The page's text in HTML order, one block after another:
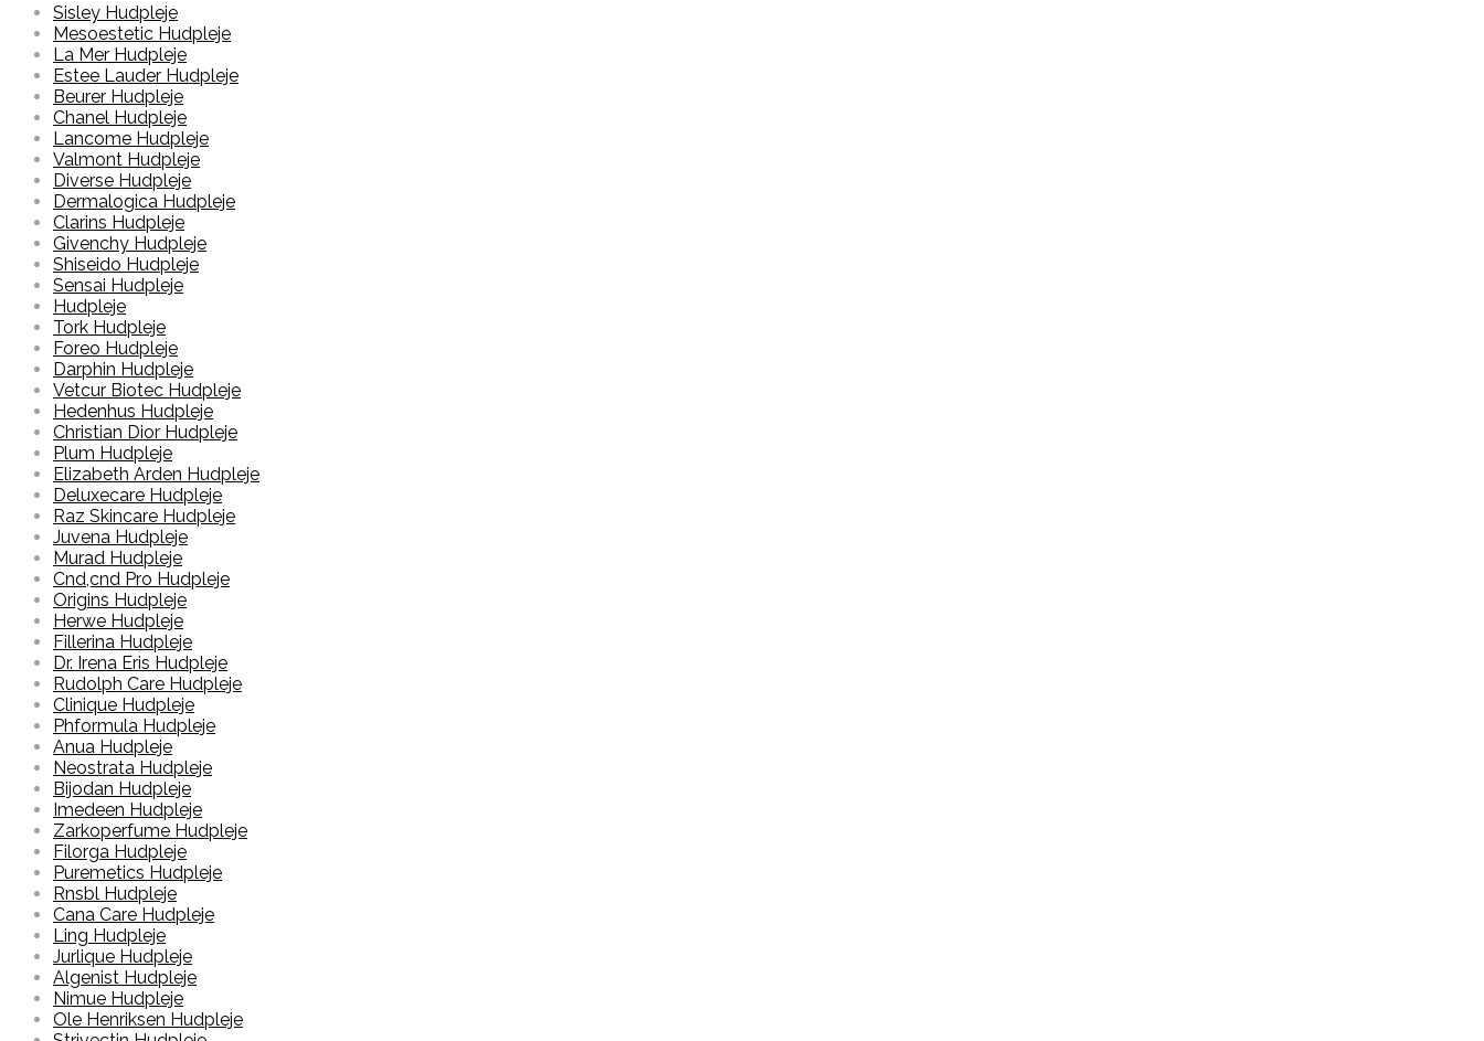
Sisley Hudpleje
Mesoestetic Hudpleje
La Mer Hudpleje
Estee Lauder Hudpleje
Beurer Hudpleje
Chanel Hudpleje
Lancome Hudpleje
Valmont Hudpleje
Diverse Hudpleje
Dermalogica Hudpleje
Clarins Hudpleje
Givenchy Hudpleje
Shiseido Hudpleje
Sensai Hudpleje
Hudpleje
Tork Hudpleje
Foreo Hudpleje
Darphin Hudpleje
Vetcur Biotec Hudpleje
Hedenhus Hudpleje
Christian Dior Hudpleje
Plum Hudpleje
Elizabeth Arden Hudpleje
Deluxecare Hudpleje
Raz Skincare Hudpleje
Juvena Hudpleje
Murad Hudpleje
Cnd,cnd Pro Hudpleje
Origins Hudpleje
Herwe Hudpleje
Fillerina Hudpleje
Dr. Irena Eris Hudpleje
Rudolph Care Hudpleje
Clinique Hudpleje
Phformula Hudpleje
Anua Hudpleje
Neostrata Hudpleje
Bijodan Hudpleje
Imedeen Hudpleje
Zarkoperfume Hudpleje
Filorga Hudpleje
Puremetics Hudpleje
Rnsbl Hudpleje
Cana Care Hudpleje
Ling Hudpleje
Jurlique Hudpleje
Algenist Hudpleje
Nimue Hudpleje
Ole Henriksen Hudpleje